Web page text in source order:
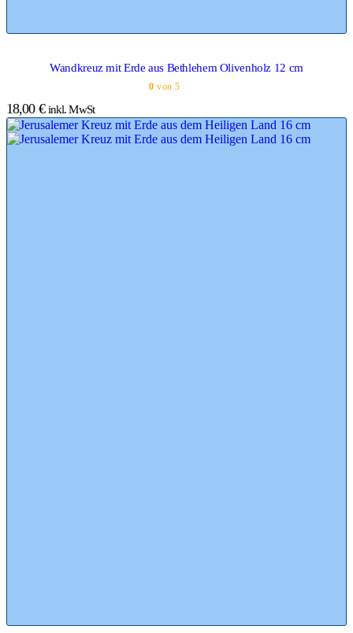
Wandkreuz mit Erde aus Bethlehem Olivenholz 12 cm
0 von 5
18,00 € inkl. MwSt